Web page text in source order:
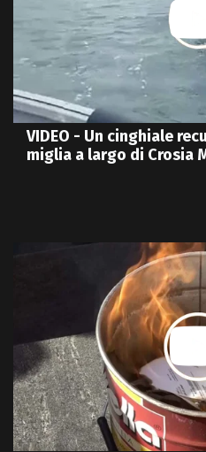
VIDEO - Un cinghiale
miglia a largo di Crosia